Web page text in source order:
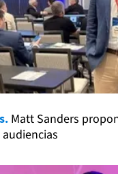
Matt Sanders